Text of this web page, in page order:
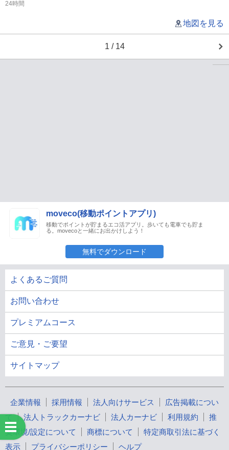
24時間
地図を見る
1 / 14
moveco(移動ポイントアプリ)
移動でポイントが貯まるエコ活アプリ。歩いても電車でも貯ま
る。movecoと一緒にお出かけしよう！
無料でダウンロード
よくあるご質問
お問い合わせ
プレミアムコース
ご意見・ご要望
サイトマップ
企業情報 採用情報 法人向けサービス
広告掲載につい
て
法人トラックカーナビ 法人カーナビ 利用規約
推
奨環境/設定について
商標について
特定商取引法に基づく
表示
プライバシーポリシー ヘルプ